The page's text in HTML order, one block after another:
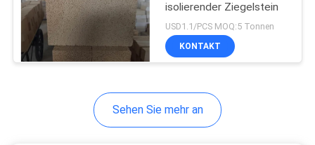
Korund-Mullit-Ziegel
isolierender Ziegelstein
USD1.1/PCS MOQ:5 Tonnen
KONTAKT
Sehen Sie mehr an